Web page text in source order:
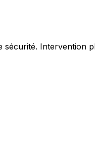
Intervention